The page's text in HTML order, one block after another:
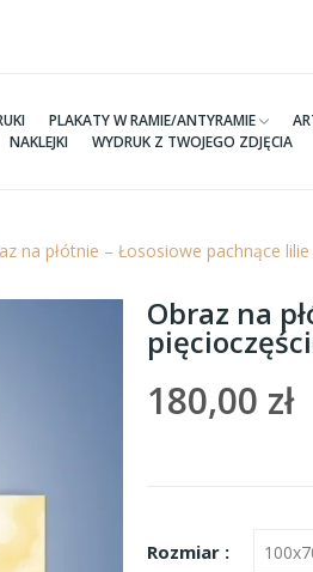
PLAKATY W RAMIE/ANTYRAMIE
NAKLEJKI
WYDRUK Z TWOJEGO ZDJĘCIA
na płótnie – Łososiowe pachnące
Obraz na
180,00 zł
Rozmiar :